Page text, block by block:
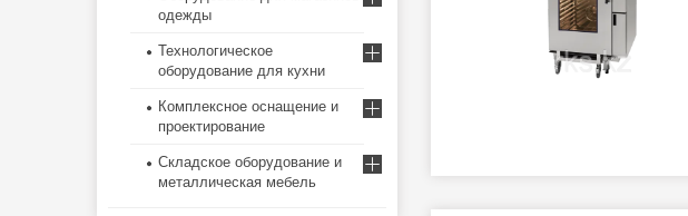
одежды
Технологическое
оборудование для кухни
Комплексное оснащение и
проектирование
Складское оборудование и
металлическая мебель